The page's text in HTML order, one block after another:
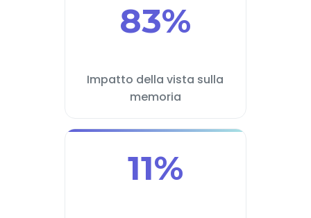
83%
Impatto della vista sulla
memoria
11%